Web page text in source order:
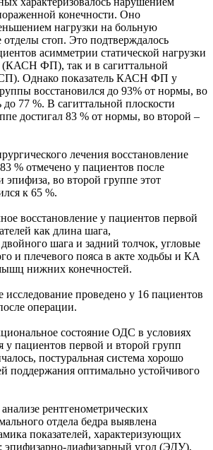
конечности. Оно
нагрузки на больную
отделы стоп. Это подтверждалось
асимметрии статической нагрузки
(КАСН ФП), так и в сагиттальной
Однако показатель КАСН ФП у
восстановился до 93% от нормы, во
77 %. В сагиттальной плоскости
достигал 83 % от нормы, во второй –
лечения восстановление
% отмечено у пациентов после
эпифиза, во второй группе этот
к 65 %.
восстановление у пациентов первой
как длина шага,
шага и задний толчок, угловые
и плечевого пояса в акте ходьбы и КА
нижних конечностей.
исследование проведено у 16 пациентов
операции.
состояние ОДС в условиях
у пациентов первой и второй групп
постуральная система хорошо
поддержания оптимально устойчивого
рентгенометрических
отдела бедра выявлена
показателей, характеризующих
эпифизарно-диафизарный угол (ЭДУ),